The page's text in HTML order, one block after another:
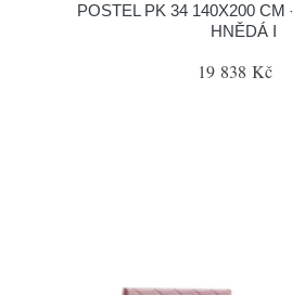
POSTEL PK 34 140X200
HNĚDÁ I
19 838 Kč